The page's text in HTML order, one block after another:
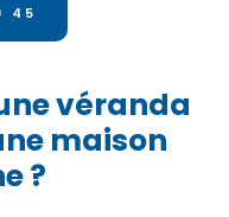
45
véranda
maison
?